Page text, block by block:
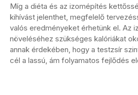
Míg a diéta és az izomépítés
kihívást jelenthet, megfelelő
valós eredményeket érhetünk el. Az
növeléséhez szükséges kalóriákat
annak érdekében, hogy a testzsír
cél a lassú, ám folyamatos fejlődés